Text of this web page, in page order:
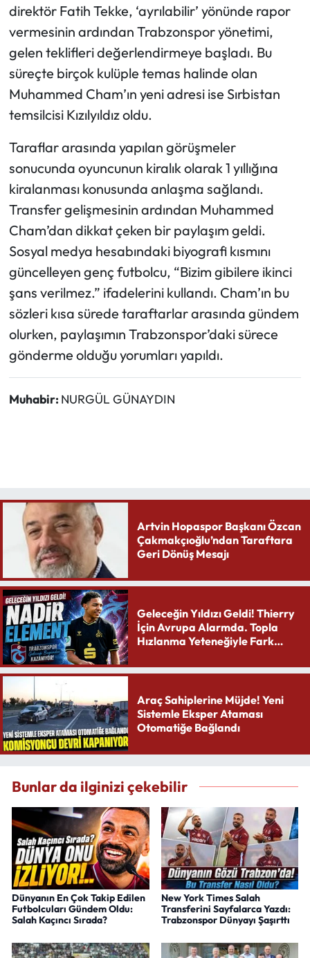
direktör Fatih Tekke, ‘ayrılabilir’ yönünde rapor
vermesinin ardından Trabzonspor yönetimi,
gelen teklifleri değerlendirmeye başladı. Bu
süreçte birçok kulüple temas halinde olan
Muhammed Cham’ın yeni adresi ise Sırbistan
temsilcisi Kızılyıldız oldu.
Taraflar arasında yapılan görüşmeler
sonucunda oyuncunun kiralık olarak 1 yıllığına
kiralanması konusunda anlaşma sağlandı.
Transfer gelişmesinin ardından Muhammed
Cham’dan dikkat çeken bir paylaşım geldi.
Sosyal medya hesabındaki biyografi kısmını
güncelleyen genç futbolcu, “Bizim gibilere ikinci
şans verilmez.” ifadelerini kullandı. Cham’ın bu
sözleri kısa sürede taraftarlar arasında gündem
olurken, paylaşımın Trabzonspor’daki sürece
gönderme olduğu yorumları yapıldı.
Muhabir: NURGÜL GÜNAYDIN
Artvin Hopaspor Başkanı Özcan
Çakmakçıoğlu’ndan Taraftara
Geri Dönüş Mesajı
Geleceğin Yıldızı Geldi! Thierry
İçin Avrupa Alarmda. Topla
Hızlanma Yeteneğiyle Fark
Araç Sahiplerine Müjde! Yeni
Sistemle Eksper Ataması
Otomatiğe Bağlandı
Bunlar da ilginizi çekebilir
Dünyanın En Çok Takip Edilen
Futbolcuları Gündem Oldu:
Salah Kaçıncı Sırada?
New York Times Salah
Transferini Sayfalarca Yazdı:
Trabzonspor Dünyayı Şaşırttı